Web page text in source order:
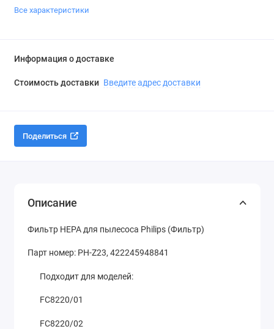
Все характеристики
Информация о доставке
Стоимость доставки Введите адрес доставки
Поделиться
Описание
Фильтр HEPA для пылесоса Philips (Фильтр)
Парт номер: PH-Z23, 422245948841
Подходит для моделей:
FC8220/01
FC8220/02